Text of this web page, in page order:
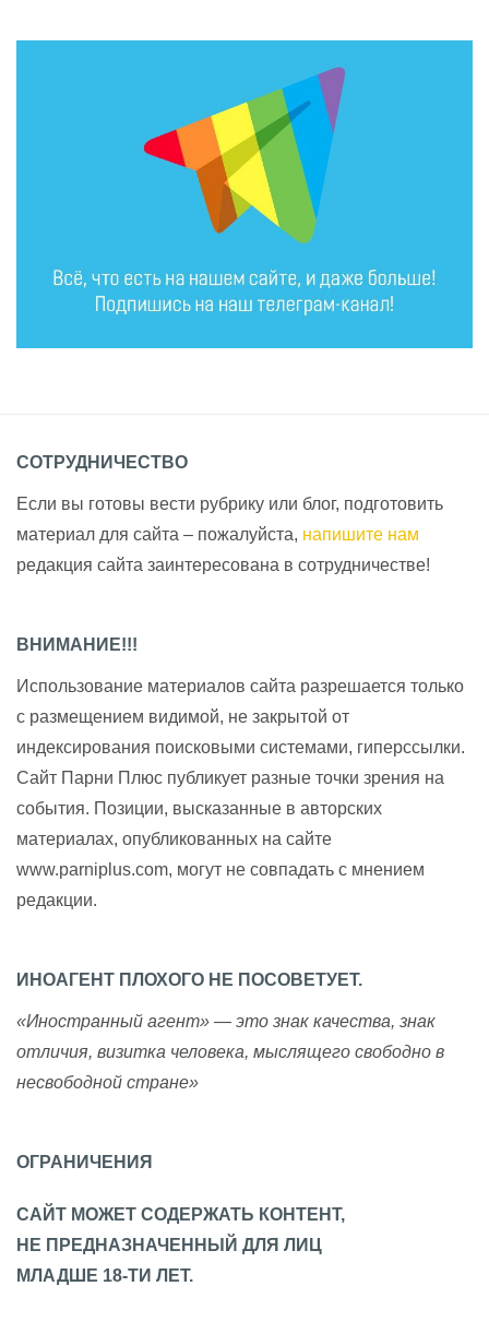
СОТРУДНИЧЕСТВО
Если вы готовы вести рубрику или блог, подготовить
материал для сайта – пожалуйста, напишите нам
редакция сайта заинтересована в сотрудничестве!
ВНИМАНИЕ!!!
Использование материалов сайта разрешается только
с размещением видимой, не закрытой от
индексирования поисковыми системами, гиперссылки.
Сайт Парни Плюс публикует разные точки зрения на
события. Позиции, высказанные в авторских
материалах, опубликованных на сайте
www.parniplus.com, могут не совпадать с мнением
редакции.
ИНОАГЕНТ ПЛОХОГО НЕ ПОСОВЕТУЕТ.
«Иностранный агент» — это знак качества, знак
отличия, визитка человека, мыслящего свободно в
несвободной стране»
ОГРАНИЧЕНИЯ
САЙТ МОЖЕТ СОДЕРЖАТЬ КОНТЕНТ,
НЕ ПРЕДНАЗНАЧЕННЫЙ ДЛЯ ЛИЦ
МЛАДШЕ 18-ТИ ЛЕТ.